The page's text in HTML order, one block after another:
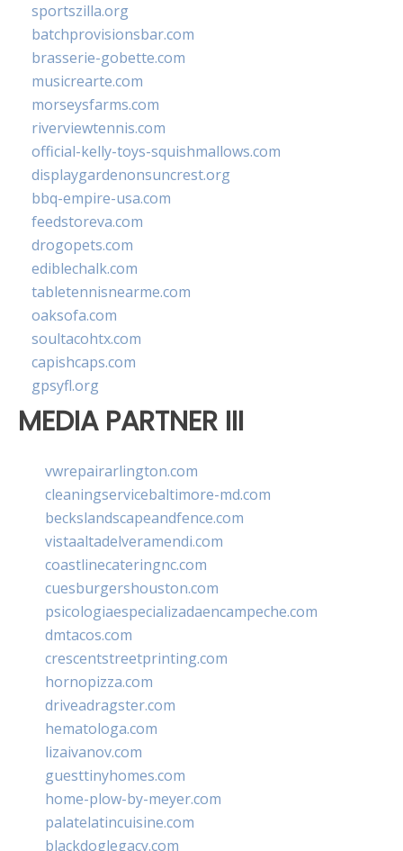
sportszilla.org
batchprovisionsbar.com
brasserie-gobette.com
musicrearte.com
morseysfarms.com
riverviewtennis.com
official-kelly-toys-squishmallows.com
displaygardenonsuncrest.org
bbq-empire-usa.com
feedstoreva.com
drogopets.com
ediblechalk.com
tabletennisnearme.com
oaksofa.com
soultacohtx.com
capishcaps.com
gpsyfl.org
MEDIA PARTNER III
vwrepairarlington.com
cleaningservicebaltimore-md.com
beckslandscapeandfence.com
vistaaltadelveramendi.com
coastlinecateringnc.com
cuesburgershouston.com
psicologiaespecializadaencampeche.com
dmtacos.com
crescentstreetprinting.com
hornopizza.com
driveadragster.com
hematologa.com
lizaivanov.com
guesttinyhomes.com
home-plow-by-meyer.com
palatelatincuisine.com
blackdoglegacy.com